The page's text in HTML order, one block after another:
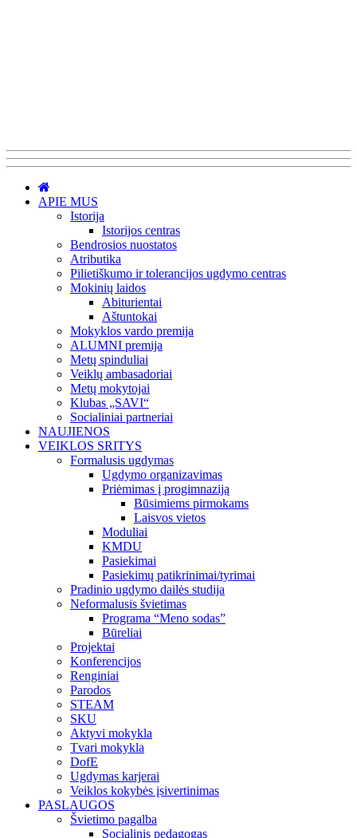
APIE MUS
Istorija
Istorijos centras
Bendrosios nuostatos
Atributika
Pilietiškumo ir tolerancijos ugdymo centras
Mokinių laidos
Abiturientai
Aštuntokai
Mokyklos vardo premija
ALUMNI premija
Metų spinduliai
Veiklų ambasadoriai
Metų mokytojai
Klubas „SAVI“
Socialiniai partneriai
NAUJIENOS
VEIKLOS SRITYS
Formalusis ugdymas
Ugdymo organizavimas
Priėmimas į progimnaziją
Būsimiems pirmokams
Laisvos vietos
Moduliai
KMDU
Pasiekimai
Pasiekimų patikrinimai/tyrimai
Pradinio ugdymo dailės studija
Neformalusis švietimas
Programa “Meno sodas”
Būreliai
Projektai
Konferencijos
Renginiai
Parodos
STEAM
SKU
Aktyvi mokykla
Tvari mokykla
DofE
Ugdymas karjerai
Veiklos kokybės įsivertinimas
PASLAUGOS
Švietimo pagalba
Socialinis pedagogas